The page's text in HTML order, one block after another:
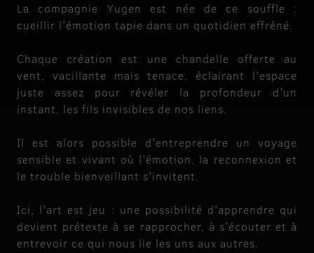
La compagnie Yugen est née de ce souffle :
cueillir l'émotion tapie dans un quotidien effréné.
Chaque création est une chandelle offerte au
vent, vacillante mais tenace, éclairant l'espace
juste assez pour révéler la profondeur d'un
instant, les fils invisibles de nos liens.
Il est alors possible d'entreprendre un voyage
sensible et vivant où l'émotion, la reconnexion et
le trouble bienveillant s'invitent.
Ici, l'art est jeu : une possibilité d'apprendre qui
devient prétexte à se rapprocher, à s'écouter et à
entrevoir ce qui nous lie les uns aux autres.